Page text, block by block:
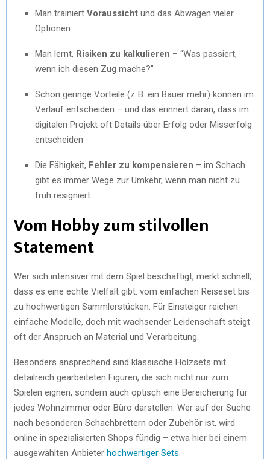
Man trainiert Voraussicht und das Abwägen vieler
Optionen
Man lernt, Risiken zu kalkulieren – “Was passiert,
wenn ich diesen Zug mache?”
Schon geringe Vorteile (z. B. ein Bauer mehr) können im
Verlauf entscheiden – und das erinnert daran, dass im
digitalen Projekt oft Details über Erfolg oder Misserfolg
entscheiden
Die Fähigkeit, Fehler zu kompensieren – im Schach
gibt es immer Wege zur Umkehr, wenn man nicht zu
früh resigniert
Vom Hobby zum stilvollen
Statement
Wer sich intensiver mit dem Spiel beschäftigt, merkt schnell,
dass es eine echte Vielfalt gibt: vom einfachen Reiseset bis
zu hochwertigen Sammlerstücken. Für Einsteiger reichen
einfache Modelle, doch mit wachsender Leidenschaft steigt
oft der Anspruch an Material und Verarbeitung.
Besonders ansprechend sind klassische Holzsets mit
detailreich gearbeiteten Figuren, die sich nicht nur zum
Spielen eignen, sondern auch optisch eine Bereicherung für
jedes Wohnzimmer oder Büro darstellen. Wer auf der Suche
nach besonderen Schachbrettern oder Zubehör ist, wird
online in spezialisierten Shops fündig – etwa hier bei einem
ausgewählten Anbieter hochwertiger Sets